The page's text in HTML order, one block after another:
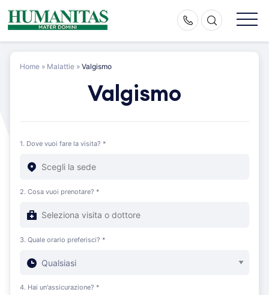
Skip
to
Home » Malattie » Valgismo
Valgismo
1. Dove vuoi fare la visita? *
2. Cosa vuoi prenotare? *
3. Quale orario preferisci? *
4. Hai un'assicurazione? *